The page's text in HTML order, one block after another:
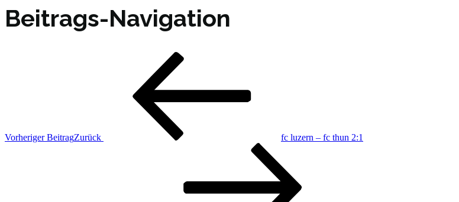
Beitrags-Navigation
Vorheriger BeitragZurück fc luzern – fc thun 2:1